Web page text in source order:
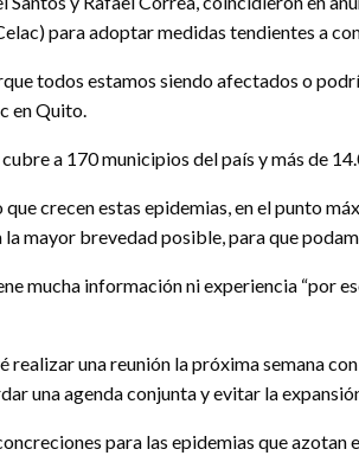
para adoptar medidas tendientes a
todos estamos siendo afectados o
en Quito.
a 170 municipios del país y más de
crecen estas epidemias, en el punto
mayor brevedad posible, para que
mucha información ni experiencia “por
realizar una reunión la próxima semana
una agenda conjunta y evitar la
para las epidemias que